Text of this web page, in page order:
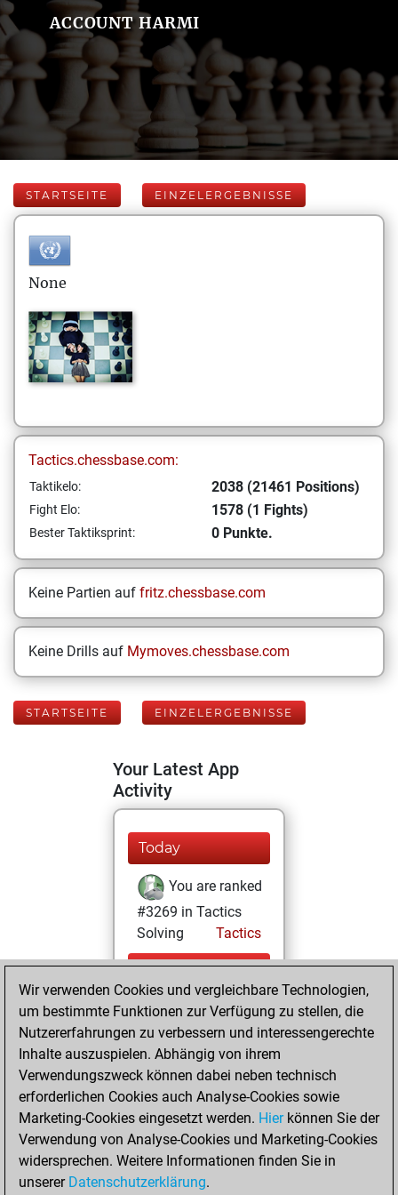
ACCOUNT HARMI
STARTSEITE EINZELERGEBNISSE
None
Tactics.chessbase.com:
Taktikelo: 2038 (21461 Positions)
Fight Elo: 1578 (1 Fights)
Bester Taktiksprint: 0 Punkte.
Keine Partien auf fritz.chessbase.com
Keine Drills auf Mymoves.chessbase.com
STARTSEITE EINZELERGEBNISSE
Your Latest App
Activity
Today
You are ranked
#3269 in Tactics
Solving
Tactics
Sonntag, Juli 26,
2026
You totalled
21461 tactics
positions
Tactics
You solved
9687 tactics
positions
You achieved
Wir verwenden Cookies und vergleichbare Technologien,
um bestimmte Funktionen zur Verfügung zu stellen, die
Nutzererfahrungen zu verbessern und interessengerechte
Inhalte auszuspielen. Abhängig von ihrem
Verwendungszweck können dabei neben technisch
erforderlichen Cookies auch Analyse-Cookies sowie
Marketing-Cookies eingesetzt werden. Hierkönnen Sie der
Verwendung von Analyse-Cookies und Marketing-Cookies
widersprechen. Weitere Informationen finden Sie in
unserer Datenschutzerklärung.